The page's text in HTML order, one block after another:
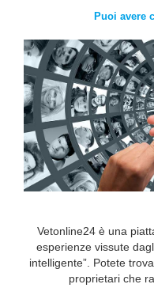
Puoi avere
Vetonline24 è una
esperienze vissute
intelligente”. Potete
proprietari che